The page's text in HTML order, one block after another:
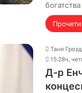
богатства
Таня
15:28ч,
Д-р